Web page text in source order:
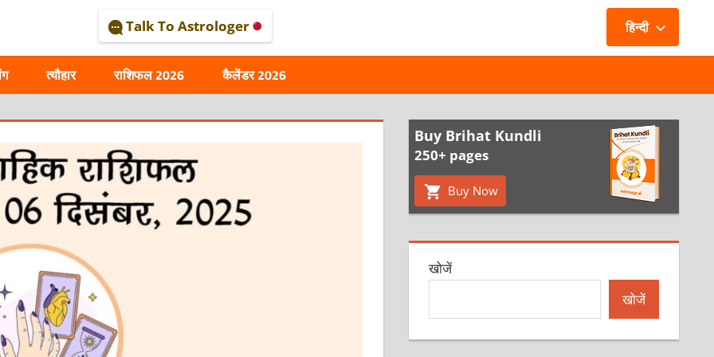
Talk To Astrologer
त्यौहार
हिन्दी
राशिफल 2026 कैलेंडर 2026
Buy Brihat Kundli
250+ pages
Buy Now
खोजें
खोजें